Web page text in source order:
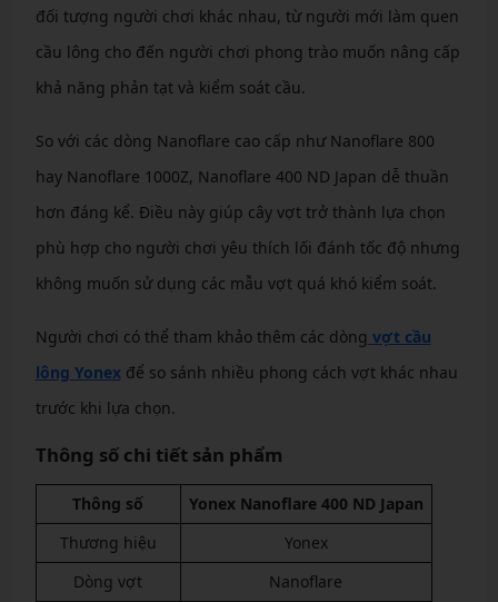
đối tượng người chơi khác nhau, từ người mới làm quen
cầu lông cho đến người chơi phong trào muốn nâng cấp
khả năng phản tạt và kiểm soát cầu.
So với các dòng Nanoflare cao cấp như Nanoflare 800
hay Nanoflare 1000Z, Nanoflare 400 ND Japan dễ thuần
hơn đáng kể. Điều này giúp cây vợt trở thành lựa chọn
phù hợp cho người chơi yêu thích lối đánh tốc độ nhưng
không muốn sử dụng các mẫu vợt quá khó kiểm soát.
Người chơi có thể tham khảo thêm các dòng vợt cầu
lông Yonexđể so sánh nhiều phong cách vợt khác nhau
trước khi lựa chọn.
Thông số chi tiết sản phẩm
Thông số
Yonex Nanoflare 400 ND Japan
Thương hiệu
Yonex
Dòng vợt
Nanoflare